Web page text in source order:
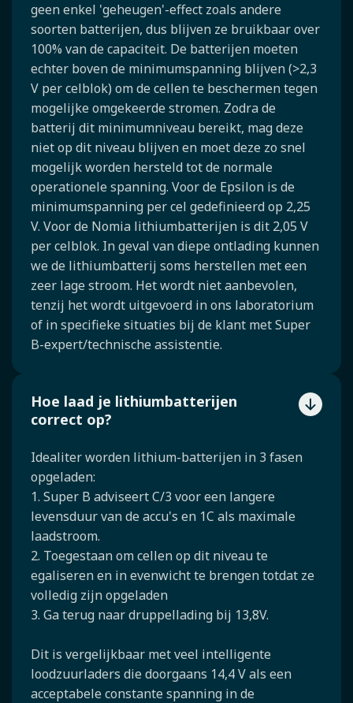
geen enkel 'geheugen'-effect zoals andere
soorten batterijen, dus blijven ze bruikbaar over
100% van de capaciteit. De batterijen moeten
echter boven de minimumspanning blijven (>2,3
V per celblok) om de cellen te beschermen tegen
mogelijke omgekeerde stromen. Zodra de
batterij dit minimumniveau bereikt, mag deze
niet op dit niveau blijven en moet deze zo snel
mogelijk worden hersteld tot de normale
operationele spanning. Voor de Epsilon is de
minimumspanning per cel gedefinieerd op 2,25
V. Voor de Nomia lithiumbatterijen is dit 2,05 V
per celblok. In geval van diepe ontlading kunnen
we de lithiumbatterij soms herstellen met een
zeer lage stroom. Het wordt niet aanbevolen,
tenzij het wordt uitgevoerd in ons laboratorium
of in specifieke situaties bij de klant met Super
B-expert/technische assistentie.
Hoe laad je lithiumbatterijen
correct op?
Idealiter worden lithium-batterijen in 3 fasen
opgeladen:
1. Super B adviseert C/3 voor een langere
levensduur van de accu's en 1C als maximale
laadstroom.
2. Toegestaan om cellen op dit niveau te
egaliseren en in evenwicht te brengen totdat ze
volledig zijn opgeladen
3. Ga terug naar druppellading bij 13,8V.
Dit is vergelijkbaar met veel intelligente
loodzuurladers die doorgaans 14,4 V als een
acceptabele constante spanning in de